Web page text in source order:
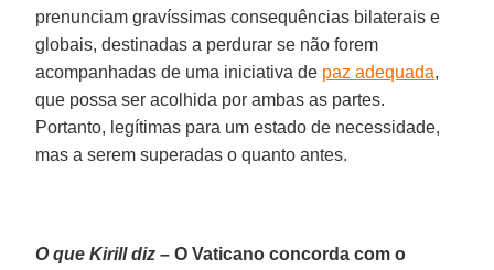
prenunciam gravíssimas consequências bilaterais e
globais, destinadas a perdurar se não forem
acompanhadas de uma iniciativa de paz adequada,
que possa ser acolhida por ambas as partes.
Portanto, legítimas para um estado de necessidade,
mas a serem superadas o quanto antes.
O que Kirill diz – O Vaticano concorda com o